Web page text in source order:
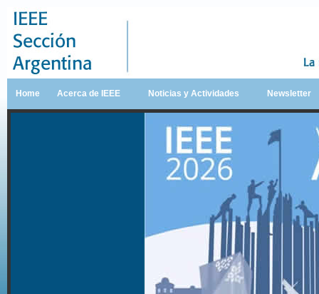
Home Acerca de IEEE Noticias y Actividades Newsletter